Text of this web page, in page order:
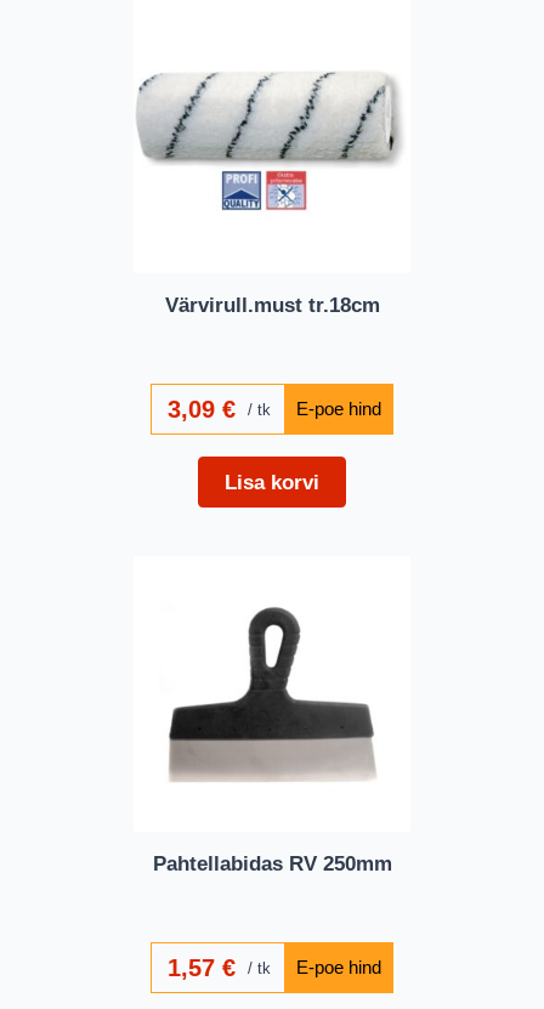
Värvirull.must tr.18cm
3,09€ tk
Lisa korvi
Pahtellabidas RV 250mm
1,57€ tk